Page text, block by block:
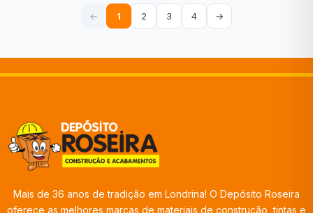
← 1 2 3 4 →
Mais de 36 anos de tradição em Londrina! O Depósito Roseira
oferece as melhores marcas de materiais de construção, tintas e